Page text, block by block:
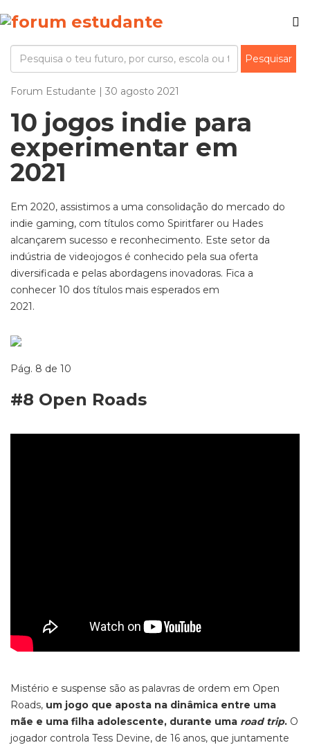
Forum Estudante | 30 agosto 2021
10 jogos indie para
experimentar em
2021
Em 2020, assistimos a uma consolidação do mercado do
indie gaming, com títulos como Spiritfarer ou Hades
alcançarem sucesso e reconhecimento. Este setor da
indústria de videojogos é conhecido pela sua oferta
diversificada e pelas abordagens inovadoras. Fica a
conhecer 10 dos títulos mais esperados em
2021.
Pág. 8 de 10
#8 Open Roads
Mistério e suspense são as palavras de ordem em Open
Roads, um jogo que aposta na dinâmica entre uma
mãe e uma filha adolescente, durante uma road trip. O
jogador controla Tess Devine, de 16 anos, que juntamente